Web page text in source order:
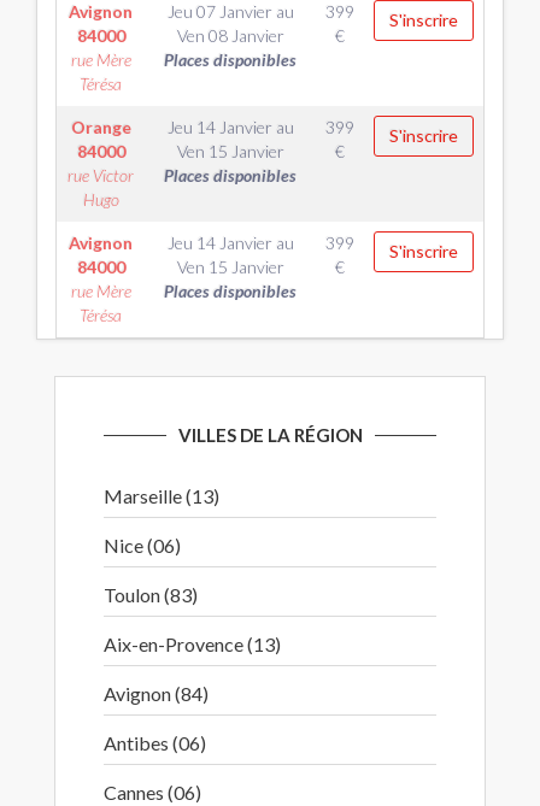
Avignon
84000
rue Mère
Térésa
Jeu 07 Janvier au
Ven 08 Janvier
Places disponibles
399
€
S'inscrire
Orange
84000
rue Victor
Hugo
Jeu 14 Janvier au
Ven 15 Janvier
Places disponibles
399
€
S'inscrire
Avignon
84000
rue Mère
Térésa
Jeu 14 Janvier au
Ven 15 Janvier
Places disponibles
399
€
S'inscrire
VILLES DE LA RÉGION
Marseille (13)
Nice (06)
Toulon (83)
Aix-en-Provence (13)
Avignon (84)
Antibes (06)
Cannes (06)